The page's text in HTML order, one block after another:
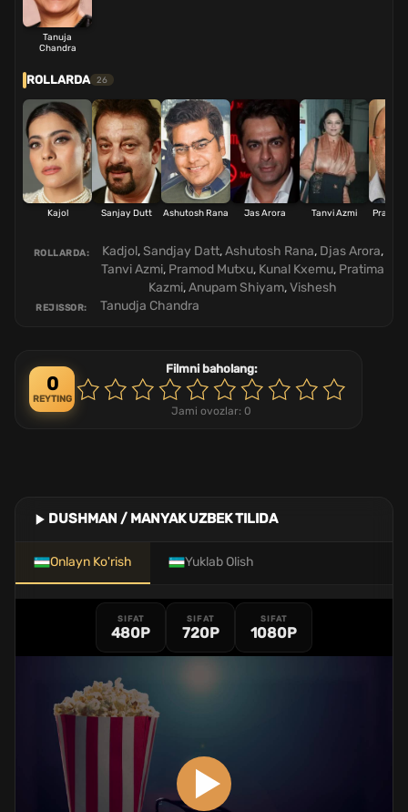
Tanuja
Chandra
ROLLARDA 26
Kajol Sanjay Dutt Ashutosh Rana Jas Arora Tanvi Azmi Pramod
ROLLARDA: Kadjol,Sandjay Datt,Ashutosh Rana, Djas Arora,
Tanvi Azmi, Pramod Mutxu, Kunal Kxemu, Pratima
Kazmi,Anupam Shiyam,Vishesh
REJISSOR: Tanudja Chandra
0
REYTING
Filmni baholang:
Jami ovozlar: 0
DUSHMAN / MANYAK UZBEK TILIDA
Onlayn Ko'rish Yuklab Olish
SIFAT
480P
SIFAT
720P
SIFAT
1080P